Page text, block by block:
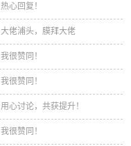
热心回复！
大佬浦头，膜拜大佬
我很赞同！
我很赞同！
用心讨论，共获提升！
我很赞同！